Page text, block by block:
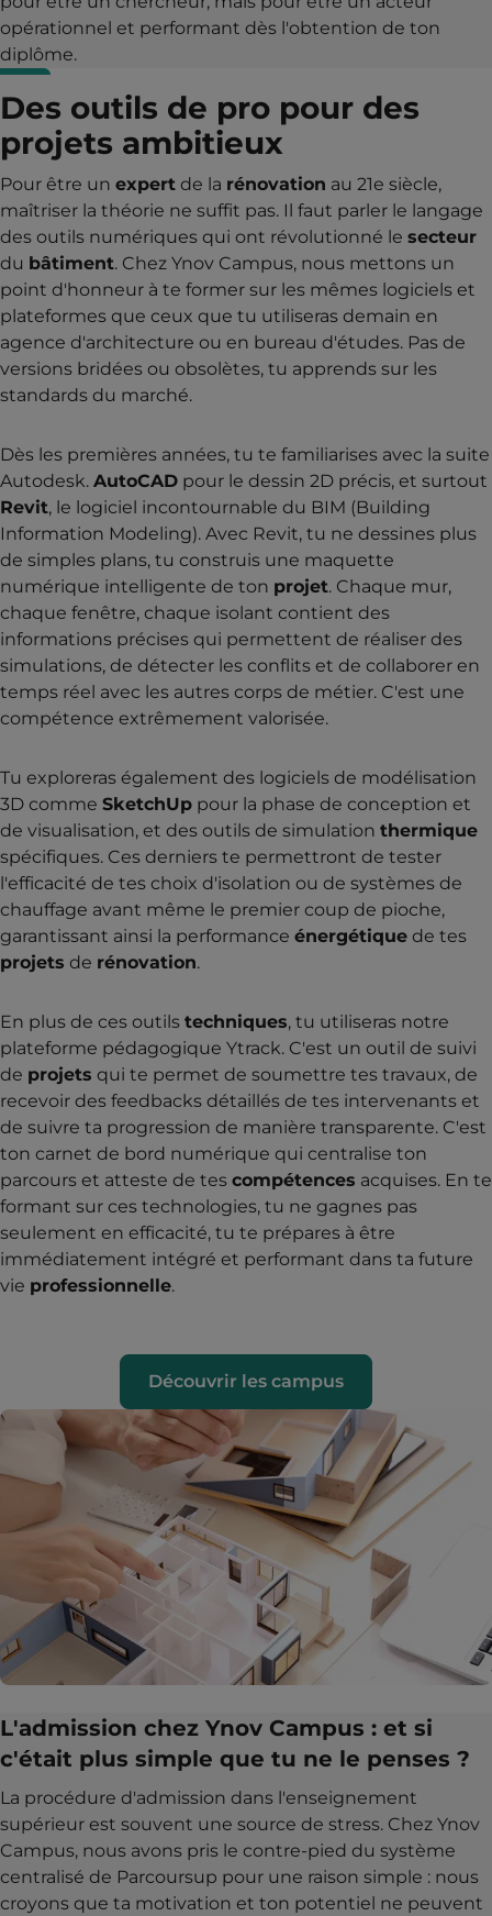
opérationnel et performant dès l'obtention de ton
diplôme.
Des outils de pro pour des
projets ambitieux
Pour être un expert de la rénovation au 21e siècle,
maîtriser la théorie ne suffit pas. Il faut parler le langage
des outils numériques qui ont révolutionné le secteur
du bâtiment. Chez Ynov Campus, nous mettons un
point d'honneur à te former sur les mêmes logiciels et
plateformes que ceux que tu utiliseras demain en
agence d'architecture ou en bureau d'études. Pas de
versions bridées ou obsolètes, tu apprends sur les
standards du marché.
Dès les premières années, tu te familiarises avec la suite
Autodesk. AutoCAD pour le dessin 2D précis, et surtout
Revit, le logiciel incontournable du BIM (Building
Information Modeling). Avec Revit, tu ne dessines plus
de simples plans, tu construis une maquette
numérique intelligente de ton projet. Chaque mur,
chaque fenêtre, chaque isolant contient des
informations précises qui permettent de réaliser des
simulations, de détecter les conflits et de collaborer en
temps réel avec les autres corps de métier. C'est une
compétence extrêmement valorisée.
Tu exploreras également des logiciels de modélisation
3D comme SketchUp pour la phase de conception et
de visualisation, et des outils de simulation thermique
spécifiques. Ces derniers te permettront de tester
l'efficacité de tes choix d'isolation ou de systèmes de
chauffage avant même le premier coup de pioche,
garantissant ainsi la performance énergétique de tes
projets de rénovation.
En plus de ces outils techniques, tu utiliseras notre
plateforme pédagogique Ytrack. C'est un outil de suivi
de projets qui te permet de soumettre tes travaux, de
recevoir des feedbacks détaillés de tes intervenants et
de suivre ta progression de manière transparente. C'est
ton carnet de bord numérique qui centralise ton
parcours et atteste de tes compétences acquises. En te
formant sur ces technologies, tu ne gagnes pas
seulement en efficacité, tu te prépares à être
immédiatement intégré et performant dans ta future
vie professionnelle.
Découvrir les campus
L'admission chez Ynov Campus : et si
c'était plus simple que tu ne le penses ?
La procédure d'admission dans l'enseignement
supérieur est souvent une source de stress. Chez Ynov
Campus, nous avons pris le contre-pied du système
centralisé de Parcoursup pour une raison simple : nous
croyons que ta motivation et ton potentiel ne peuvent